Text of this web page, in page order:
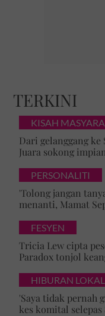
TERKINI
KISAH
Dari gelanggang ke
Juara sokong
PERSONALITI
'Tolong jangan
menanti, Mamat
FESYEN
Tricia Lew cipta
Paradox tonjol
HIBURAN LOKAL
'Saya tidak pernah
kes komital selepas